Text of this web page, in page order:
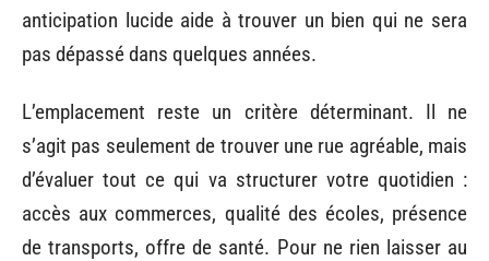
anticipation lucide aide à trouver un bien qui ne sera
pas dépassé dans quelques années.
L’emplacement reste un critère déterminant. Il ne
s’agit pas seulement de trouver une rue agréable, mais
d’évaluer tout ce qui va structurer votre quotidien :
accès aux commerces, qualité des écoles, présence
de transports, offre de santé. Pour ne rien laisser au